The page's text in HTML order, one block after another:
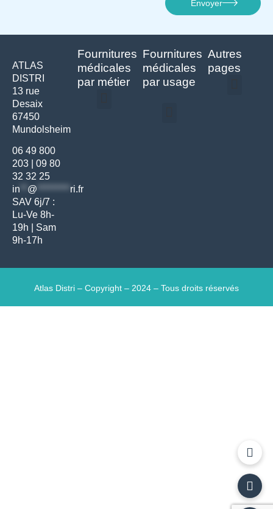
Envoyer
ATLAS
DISTRI
13 rue
Desaix
67450
Mundolsheim
06 49 800
203
09 80
32 32 25
in
@ ********* ri.fr
SAV 6j/7 :
Lu-Ve 8h-
19h | Sam
9h-17h
Fournitures
médicales
par métier
Fournitures
médicales
par usage
Autres
pages
Atlas Distri – Copyright – 2024 – Tous droits réservés